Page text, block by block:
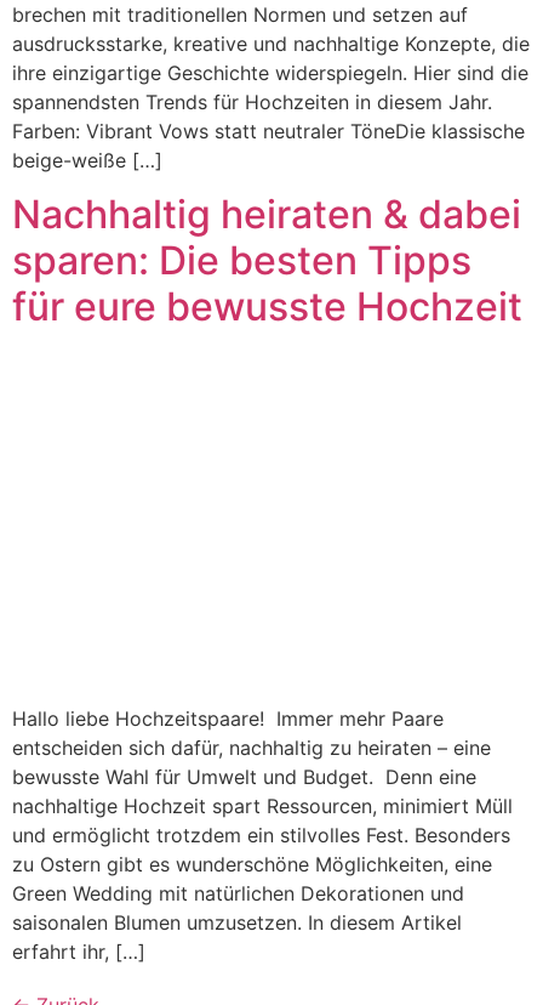
brechen mit traditionellen Normen und setzen auf
ausdrucksstarke, kreative und nachhaltige Konzepte, die
ihre einzigartige Geschichte widerspiegeln. Hier sind die
spannendsten Trends für Hochzeiten in diesem Jahr.
Farben: Vibrant Vows statt neutraler TöneDie klassische
beige-weiße […]
Nachhaltig heiraten & dabei
sparen: Die besten Tipps
für eure bewusste Hochzeit
Hallo liebe Hochzeitspaare! Immer mehr Paare
entscheiden sich dafür, nachhaltig zu heiraten – eine
bewusste Wahl für Umwelt und Budget. Denn eine
nachhaltige Hochzeit spart Ressourcen, minimiert Müll
und ermöglicht trotzdem ein stilvolles Fest. Besonders
zu Ostern gibt es wunderschöne Möglichkeiten, eine
Green Wedding mit natürlichen Dekorationen und
saisonalen Blumen umzusetzen. In diesem Artikel
erfahrt ihr, […]